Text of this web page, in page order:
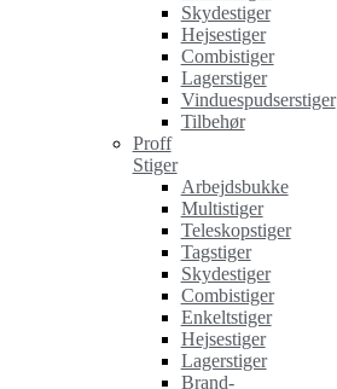
Skydestiger
Hejsestiger
Combistiger
Lagerstiger
Vinduespudserstiger
Tilbehør
Proff
Stiger
Arbejdsbukke
Multistiger
Teleskopstiger
Tagstiger
Skydestiger
Combistiger
Enkeltstiger
Hejsestiger
Lagerstiger
Brand-